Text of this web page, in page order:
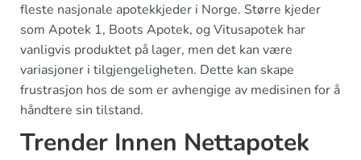
fleste nasjonale apotekkjeder i Norge. Større kjeder
som Apotek 1, Boots Apotek, og Vitusapotek har
vanligvis produktet på lager, men det kan være
variasjoner i tilgjengeligheten. Dette kan skape
frustrasjon hos de som er avhengige av medisinen for å
håndtere sin tilstand.
Trender Innen Nettapotek